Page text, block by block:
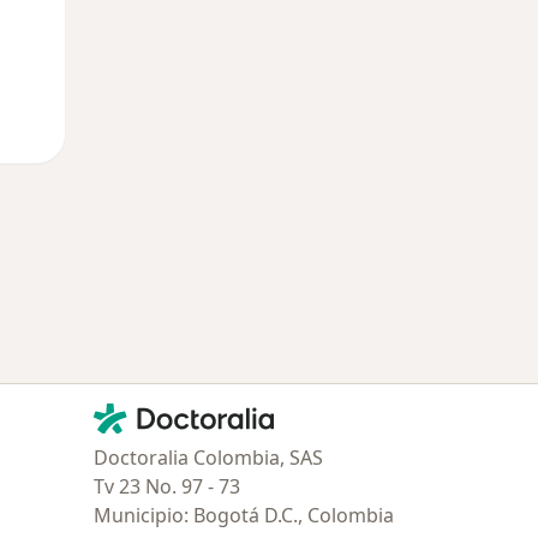
Contacto
Doctoralia - Página de inicio
Doctoralia Colombia, SAS
Tv 23 No. 97 - 73
Municipio: Bogotá D.C., Colombia